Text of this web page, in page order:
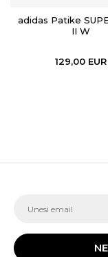
adidas Patike
II W
129,00 EUR